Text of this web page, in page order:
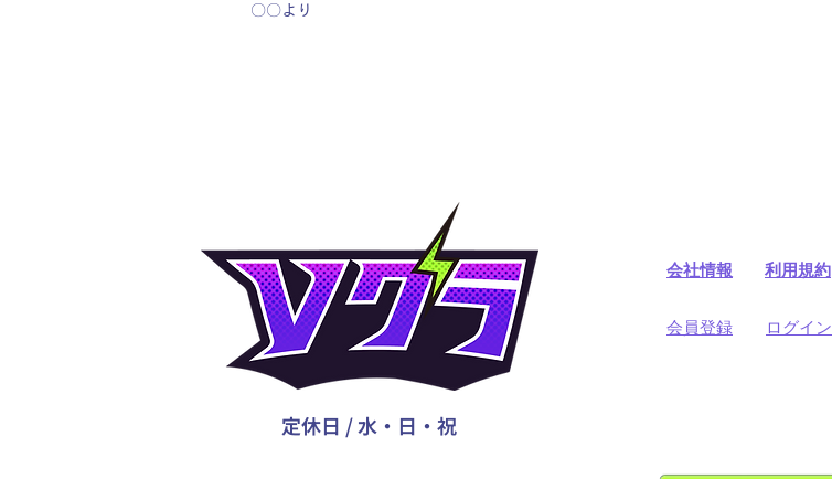
〇〇より
会社情報 利用規約
​会員登録 ​ログイン
定休日 / 水・日・祝